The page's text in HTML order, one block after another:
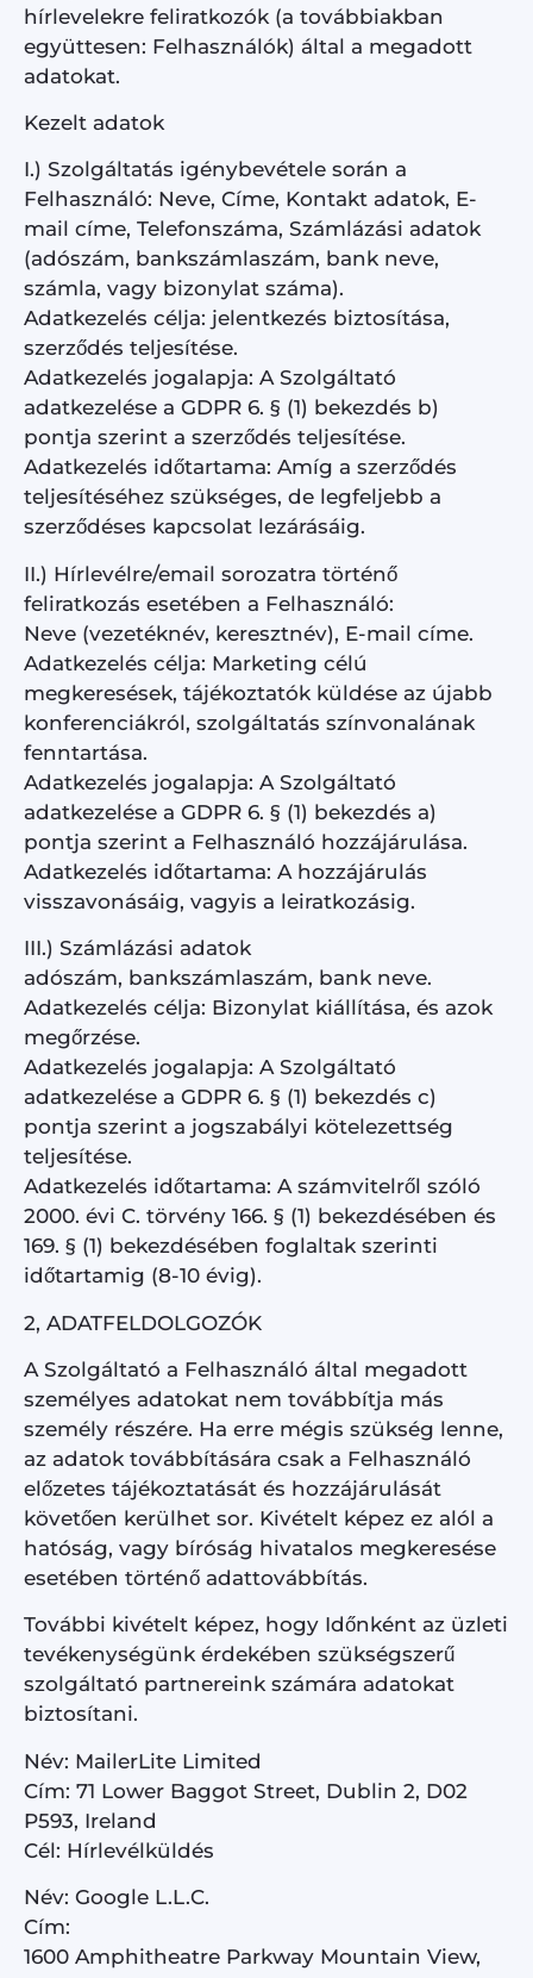
hírlevelekre feliratkozók (a továbbiakban
együttesen: Felhasználók) által a megadott
adatokat.
Kezelt adatok
I.) Szolgáltatás igénybevétele során a
Felhasználó: Neve, Címe, Kontakt adatok, E-
mail címe, Telefonszáma, Számlázási adatok
(adószám, bankszámlaszám, bank neve,
számla, vagy bizonylat száma).
Adatkezelés célja: jelentkezés biztosítása,
szerződés teljesítése.
Adatkezelés jogalapja: A Szolgáltató
adatkezelése a GDPR 6. § (1) bekezdés b)
pontja szerint a szerződés teljesítése.
Adatkezelés időtartama: Amíg a szerződés
teljesítéséhez szükséges, de legfeljebb a
szerződéses kapcsolat lezárásáig.
II.) Hírlevélre/email sorozatra történő
feliratkozás esetében a Felhasználó:
Neve (vezetéknév, keresztnév), E-mail címe.
Adatkezelés célja: Marketing célú
megkeresések, tájékoztatók küldése az újabb
konferenciákról, szolgáltatás színvonalának
fenntartása.
Adatkezelés jogalapja: A Szolgáltató
adatkezelése a GDPR 6. § (1) bekezdés a)
pontja szerint a Felhasználó hozzájárulása.
Adatkezelés időtartama: A hozzájárulás
visszavonásáig, vagyis a leiratkozásig.
III.) Számlázási adatok
adószám, bankszámlaszám, bank neve.
Adatkezelés célja: Bizonylat kiállítása, és azok
megőrzése.
Adatkezelés jogalapja: A Szolgáltató
adatkezelése a GDPR 6. § (1) bekezdés c)
pontja szerint a jogszabályi kötelezettség
teljesítése.
Adatkezelés időtartama: A számvitelről szóló
2000. évi C. törvény 166. § (1) bekezdésében és
169. § (1) bekezdésében foglaltak szerinti
időtartamig (8-10 évig).
2, ADATFELDOLGOZÓK
A Szolgáltató a Felhasználó által megadott
személyes adatokat nem továbbítja más
személy részére. Ha erre mégis szükség lenne,
az adatok továbbítására csak a Felhasználó
előzetes tájékoztatását és hozzájárulását
követően kerülhet sor. Kivételt képez ez alól a
hatóság, vagy bíróság hivatalos megkeresése
esetében történő adattovábbítás.
További kivételt képez, hogy Időnként az üzleti
tevékenységünk érdekében szükségszerű
szolgáltató partnereink számára adatokat
biztosítani.
Név: MailerLite Limited
Cím: 71 Lower Baggot Street, Dublin 2, D02
P593, Ireland
Cél: Hírlevélküldés
Név: Google L.L.C.
Cím:
1600 Amphitheatre Parkway Mountain View,